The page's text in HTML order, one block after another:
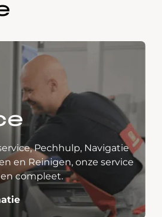
Pechhulp, Navigatie
en Reinigen, onze service
compleet.